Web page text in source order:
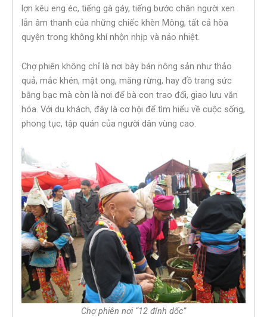
lợn kêu eng éc, tiếng gà gáy, tiếng bước chân người xen
lẫn âm thanh của những chiếc khèn Mông, tất cả hòa
quyện trong không khí nhộn nhịp và náo nhiệt.
Chợ phiên không chỉ là nơi bày bán nông sản như thảo
quả, mắc khén, mật ong, măng rừng, hay đồ trang sức
bằng bạc mà còn là nơi để bà con trao đổi, giao lưu văn
hóa. Với du khách, đây là cơ hội để tìm hiểu về cuộc sống,
phong tục, tập quán của người dân vùng cao.
Chợ phiên nơi “12 đỉnh dốc”